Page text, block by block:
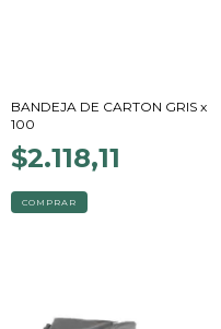
BANDEJA DE CARTON GRIS x
100
$2.118,11
COMPRAR